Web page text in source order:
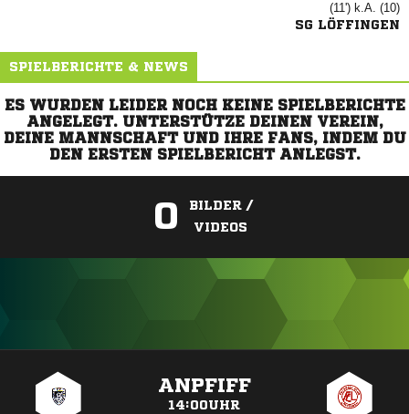
(11') k.A. (10)
SG LÖFFINGEN
SPIELBERICHTE & NEWS
ES WURDEN LEIDER NOCH KEINE SPIELBERICHTE
ANGELEGT. UNTERSTÜTZE DEINEN VEREIN,
DEINE MANNSCHAFT UND IHRE FANS, INDEM DU
DEN ERSTEN SPIELBERICHT ANLEGST.
0
BILDER /
VIDEOS
ANPFIFF
14:00UHR